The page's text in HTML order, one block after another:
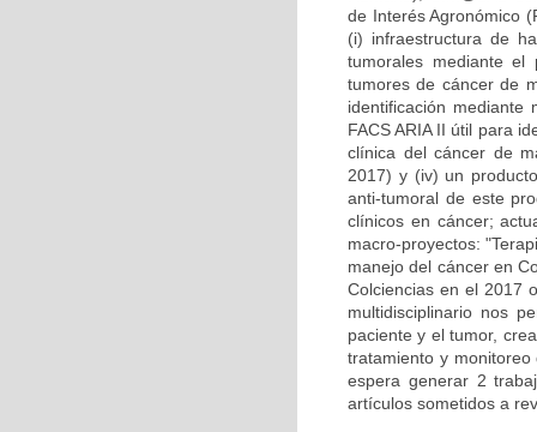
de Interés Agronómico
(i) infraestructura de
tumorales mediante el
tumores de cáncer de
identificación
FACS ARIA II útil para
clínica del cáncer de
2017) y (iv) un
anti-tumoral de este
clínicos en cáncer;
macro-proyectos:
manejo del cáncer en
Colciencias en el 2017
multidisciplinario nos
paciente y el tumor,
tratamiento y
espera generar 2
artículos sometidos a